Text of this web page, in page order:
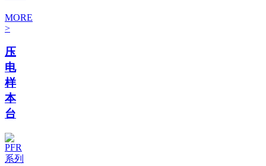
MORE
>
压
电
样
本
台